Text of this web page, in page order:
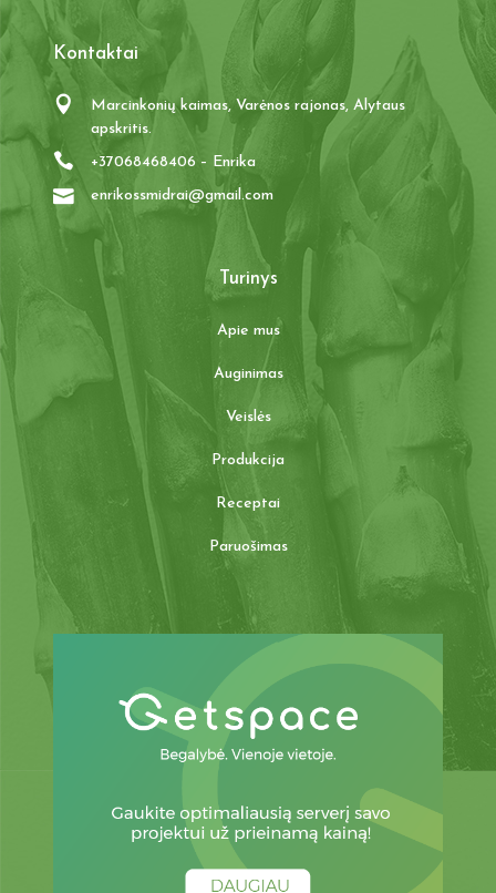
Kontaktai
Marcinkonių kaimas, Varėnos rajonas, Alytaus
apskritis.
+37068468406 – Enrika
enrikossmidrai@gmail.com
Turinys
Apie mus
Auginimas
Veislės
Produkcija
Receptai
Paruošimas